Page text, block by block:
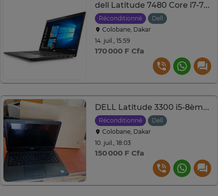
dell Latitude 7480 Core i7-7ème Ram 8Go Disque 256Go
Réconditionné
Dell
Colobane, Dakar
14. juil., 15:59
170 000 F Cfa
DELL Latitude 3300 i5-8ème.8Go.256Go SSD 13.3''TACTILE
Réconditionné
Dell
Colobane, Dakar
10. juil., 18:03
150 000 F Cfa